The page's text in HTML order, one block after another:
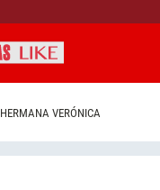
HERMANA VERÓNICA